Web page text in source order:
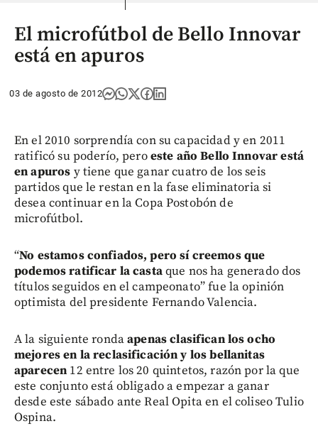
El microfútbol de Bello Innovar
está en apuros
03 de agosto de 2012
En el 2010 sorprendía con su capacidad y en 2011
ratificó su poderío, peroeste año Bello Innovar está
en apuros y tiene que ganar cuatro de los seis
partidos que le restan en la fase eliminatoria si
desea continuar en la Copa Postobón de
microfútbol.
“No estamos confiados, pero sí creemos que
podemos ratificar la castaque nos ha generado dos
títulos seguidos en el campeonato” fue la opinión
optimista del presidente Fernando Valencia.
A la siguiente rondaapenas clasifican los ocho
mejores en la reclasificación y los bellanitas
aparecen 12 entre los 20 quintetos, razón por la que
este conjunto está obligado a empezar a ganar
desde este sábado ante Real Opita en el coliseo Tulio
Ospina.